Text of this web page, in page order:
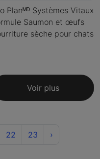
Planᴹᴰ Systèmes Vitaux
Saumon et œufs
sèche pour chats
Voir plus
22 23 ›Next